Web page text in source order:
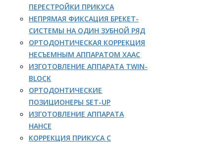
ПЕРЕСТРОЙКИ ПРИКУСА
НЕПРЯМАЯ ФИКСАЦИЯ БРЕКЕТ-
СИСТЕМЫ НА ОДИН ЗУБНОЙ РЯД
ОРТОДОНТИЧЕСКАЯ КОРРЕКЦИЯ
НЕСЪЕМНЫМ АППАРАТОМ ХААС
ИЗГОТОВЛЕНИЕ АППАРАТА TWIN-
BLOCK
ОРТОДОНТИЧЕСКИЕ
ПОЗИЦИОНЕРЫ SET-UP
ИЗГОТОВЛЕНИЕ АППАРАТА
НАНСЕ
КОРРЕКЦИЯ ПРИКУСА С